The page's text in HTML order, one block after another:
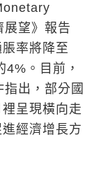
望》報告
率將降至
。目前，
出，部分國
呈現橫向走
經濟增長方